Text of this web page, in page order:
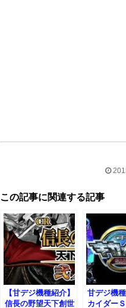
この記事に関連する記事
【甘デジ機種紹介】
信長の野望天下創世
甘デジ機
カイダー